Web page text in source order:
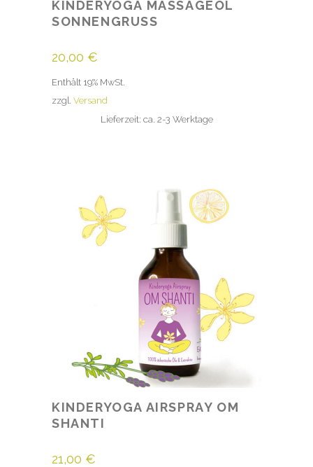
KINDERYOGA MASSAGEÖL
SONNENGRUSS
20,00 €
Enthält 19% MwSt.
zzgl. Versand
Lieferzeit: ca. 2-3 Werktage
KINDERYOGA AIRSPRAY OM
SHANTI
21,00 €